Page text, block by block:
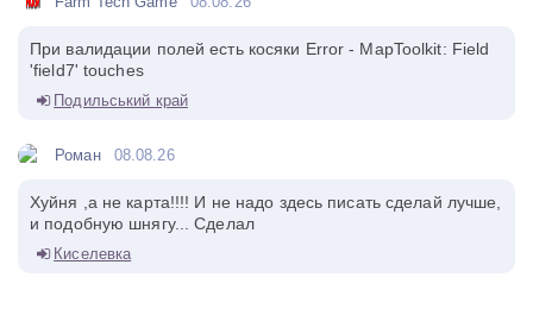
При валидации полей есть косяки Error - MapToolkit: Field
'field7' touches
Подильський край
Роман 08.08.26
Хуйня ,а не карта!!!! И не надо здесь писать сделай лучше,
и подобную шнягу... Сделал
Киселевка